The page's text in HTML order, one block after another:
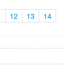
12 13
14